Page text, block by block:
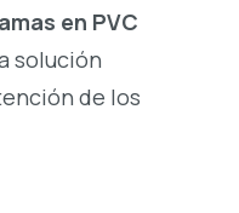
en PVC
solución
de los